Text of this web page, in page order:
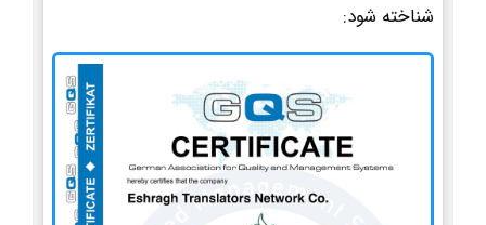
شناخته شود: